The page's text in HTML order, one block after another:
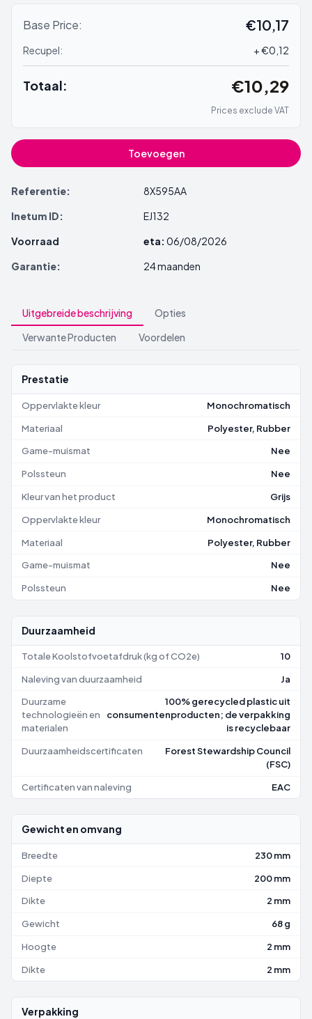
Base Price: €10,17
Recupel: + €0,12
Totaal: €10,29
Prices exclude VAT
Toevoegen
Referentie:
8X595AA
Inetum ID:
EJ132
Voorraad
eta: 06/08/2026
Garantie:
24 maanden
Uitgebreide beschrijving
Opties
Verwante Producten
Voordelen
Prestatie
Oppervlakte kleur Monochromatisch
Materiaal Polyester, Rubber
Game-muismat Nee
Polssteun Nee
Kleur van het product Grijs
Oppervlakte kleur Monochromatisch
Materiaal Polyester, Rubber
Game-muismat Nee
Polssteun Nee
Duurzaamheid
Totale Koolstofvoetafdruk (kg of CO2e) 10
Naleving van duurzaamheid Ja
Duurzame
technologieën en
materialen
100% gerecycled plastic uit
consumentenproducten; de verpakking
is recyclebaar
Duurzaamheidscertificaten
Forest Stewardship Council
(FSC)
Certificaten van naleving EAC
Gewicht en omvang
Breedte 230 mm
Diepte 200 mm
Dikte 2 mm
Gewicht 68 g
Hoogte 2 mm
Dikte 2 mm
Verpakking